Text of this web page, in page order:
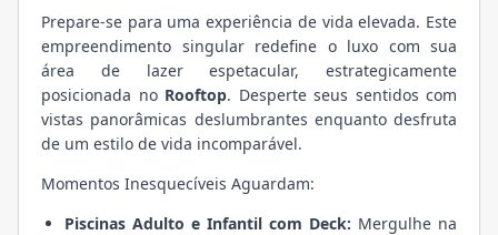
Prepare-se para uma experiência de vida elevada. Este
empreendimento singular redefine o luxo com sua
área de lazer espetacular, estrategicamente
posicionada no Rooftop. Desperte seus sentidos com
vistas panorâmicas deslumbrantes enquanto desfruta
de um estilo de vida incomparável.
Momentos Inesquecíveis Aguardam:
Piscinas Adulto e Infantil com Deck: Mergulhe na